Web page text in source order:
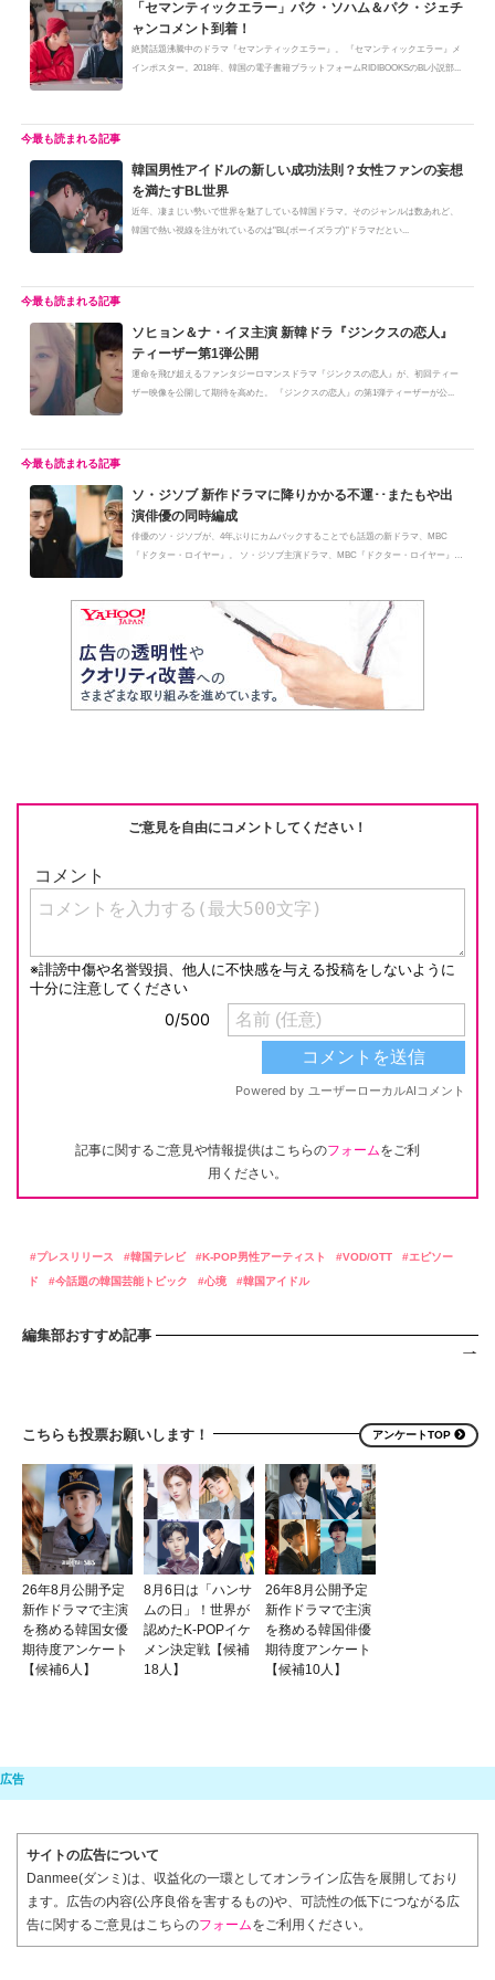
「セマンティックエラー」パク・ソハム＆パク・ジェチ
ャンコメント到着！
絶賛話題沸騰中のドラマ『セマンティックエラー』。 『セマンティックエラー』メ
インポスター。2018年、韓国の電子書籍プラットフォームRIDIBOOKSのBL小説部...
韓国男性アイドルの新しい成功法則？女性ファンの妄想
を満たすBL世界
近年、凄まじい勢いで世界を魅了している韓国ドラマ。そのジャンルは数あれど、
韓国で熱い視線を注がれているのは"BL(ボーイズラブ)"ドラマだとい...
ソヒョン＆ナ・イヌ主演 新韓ドラ『ジンクスの恋人』
ティーザー第1弾公開
運命を飛び超えるファンタジーロマンスドラマ『ジンクスの恋人』が、初回ティー
ザー映像を公開して期待を高めた。 『ジンクスの恋人』の第1弾ティーザーが公...
ソ・ジソブ 新作ドラマに降りかかる不運･･またもや出
演俳優の同時編成
俳優のソ・ジソブが、4年ぶりにカムバックすることでも話題の新ドラマ、MBC
『ドクター・ロイヤー』。 ソ・ジソブ主演ドラマ、MBC『ドクター・ロイヤー』に
ご意見を自由にコメントしてください！
記事に関するご意見や情報提供はこちらのフォームをご利
用ください。
プレスリリース 韓国テレビ K-POP男性アーティスト VOD/OTT
エピソー
ド
今話題の韓国芸能トピック 心境 韓国アイドル
編集部おすすめ記事
こちらも投票お願いします！ アンケートTOP
26年8月公開予定
新作ドラマで主演
を務める韓国女優
期待度アンケート
【候補6人】
8月6日は「ハンサ
ムの日」！世界が
認めたK-POPイケ
メン決定戦【候補
18人】
26年8月公開予定
新作ドラマで主演
を務める韓国俳優
期待度アンケート
【候補10人】
サイトの広告について
Danmee(ダンミ)は、収益化の一環としてオンライン広告を展開しており
ます。広告の内容(公序良俗を害するもの)や、可読性の低下につながる広
告に関するご意見はこちらのフォームをご利用ください。